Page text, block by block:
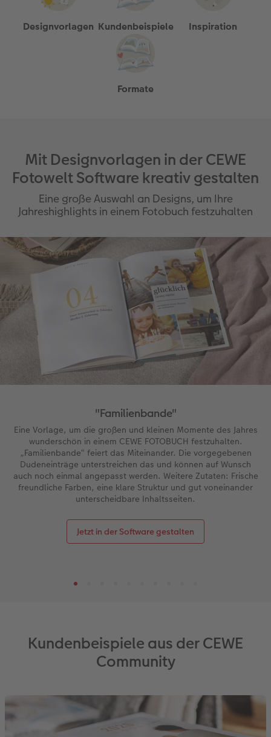
Designvorlagen Kundenbeispiele Inspiration
Formate
Mit Designvorlagen in der CEWE
Fotowelt Software kreativ gestalten
Eine große Auswahl an Designs, um Ihre
Jahreshighlights in einem Fotobuch festzuhalten
"Familienbande"
Eine Vorlage, um die großen und kleinen Momente des Jahres
wunderschön in einem CEWE FOTOBUCH festzuhalten.
„Familienbande“ feiert das Miteinander. Die vorgegebenen
Dudeneinträge unterstreichen das und können auf Wunsch
auch noch einmal angepasst werden. Weitere Zutaten: Frische
freundliche Farben, eine klare Struktur und gut voneinander
unterscheidbare Inhaltsseiten.
Jetzt in der Software gestalten
Kundenbeispiele aus der CEWE
Community